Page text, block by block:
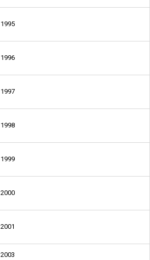
1995
1996
1997
1998
1999
2000
2001
2003